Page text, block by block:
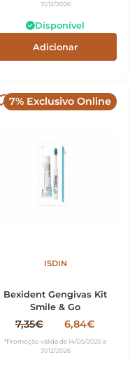
31/12/2026
Disponível
Adicionar
7% Exclusivo Online
ISDIN
Bexident Gengivas Kit
Smile & Go
7,35€ 6,84€
*Promoção válida de 14/05/2026 a
31/12/2026